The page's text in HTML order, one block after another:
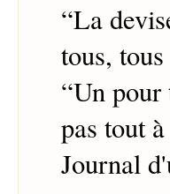
“La
tous,
“Un
pas tout
Journal